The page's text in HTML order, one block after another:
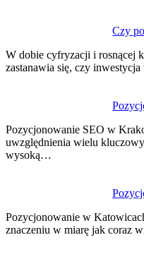
Czy
W dobie cyfryzacji i rosnącej
zastanawia się, czy
Pozycjonowanie SEO w
uwzględnienia wielu
wysoką…
Pozycjonowanie w
znaczeniu w miarę jak coraz